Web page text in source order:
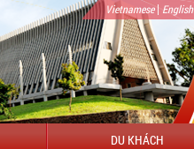
Vietnamese| English
DU KHÁCH